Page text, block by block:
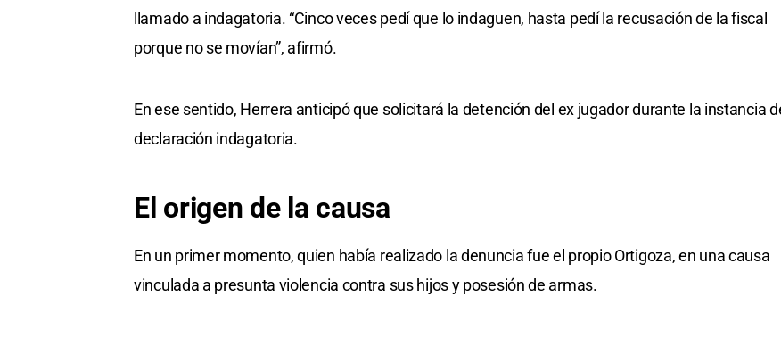
llamado a indagatoria. “Cinco veces pedí que lo indaguen, hasta pedí la recusación de la fiscal
porque no se movían”, afirmó.
En ese sentido, Herrera anticipó que solicitará la detención del ex jugador durante la instancia
declaración indagatoria.
El origen de la causa
En un primer momento, quien había realizado la denuncia fue el propio Ortigoza, en una causa
vinculada a presunta violencia contra sus hijos y posesión de armas.